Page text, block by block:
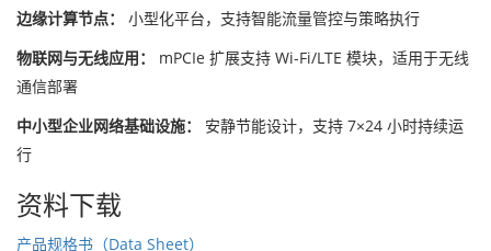
边缘计算节点：
小型化平台，支持智能流量管控与策略执行
物联网与无线应用：
mPCIe 扩展支持 Wi-Fi/LTE 模块，适用于无线
通信部署
中小型企业网络基础设施：
安静节能设计，支持 7×24 小时持续运
行
资料下载
产品规格书（Data Sheet）